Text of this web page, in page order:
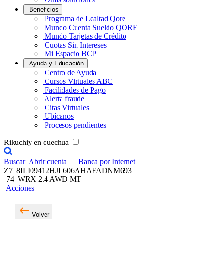
Beneficios
Programa de Lealtad Qore
Mundo Cuenta Sueldo QORE
Mundo Tarjetas de Crédito
Cuotas Sin Intereses
Mi Espacio BCP
Ayuda y Educación
Centro de Ayuda
Cursos Virtuales ABC
Facilidades de Pago
Alerta fraude
Citas Virtuales
Ubícanos
Procesos pendientes
Rikuchiy en quechua
Buscar Abrir cuenta
Banca por Internet
Z7_8ILI09412HJL606AHAFADNM693
74. WRX 2.4 AWD MT
Acciones
Volver